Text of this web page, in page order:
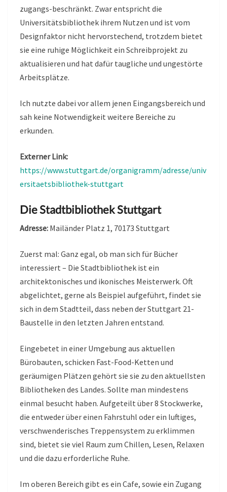
zugangs-beschränkt. Zwar entspricht die
Universitätsbibliothek ihrem Nutzen und ist vom
Designfaktor nicht hervorstechend, trotzdem bietet
sie eine ruhige Möglichkeit ein Schreibprojekt zu
aktualisieren und hat dafür taugliche und ungestörte
Arbeitsplätze.
Ich nutzte dabei vor allem jenen Eingangsbereich und
sah keine Notwendigkeit weitere Bereiche zu
erkunden.
Externer Link:
https://www.stuttgart.de/organigramm/adresse/univ
ersitaetsbibliothek-stuttgart
Die Stadtbibliothek Stuttgart
Adresse: Mailänder Platz 1, 70173 Stuttgart
Zuerst mal: Ganz egal, ob man sich für Bücher
interessiert – Die Stadtbibliothek ist ein
architektonisches und ikonisches Meisterwerk. Oft
abgelichtet, gerne als Beispiel aufgeführt, findet sie
sich in dem Stadtteil, dass neben der Stuttgart 21-
Baustelle in den letzten Jahren entstand.
Eingebetet in einer Umgebung aus aktuellen
Bürobauten, schicken Fast-Food-Ketten und
geräumigen Plätzen gehört sie sie zu den aktuellsten
Bibliotheken des Landes. Sollte man mindestens
einmal besucht haben. Aufgeteilt über 8 Stockwerke,
die entweder über einen Fahrstuhl oder ein luftiges,
verschwenderisches Treppensystem zu erklimmen
sind, bietet sie viel Raum zum Chillen, Lesen, Relaxen
und die dazu erforderliche Ruhe.
Im oberen Bereich gibt es ein Cafe, sowie ein Zugang